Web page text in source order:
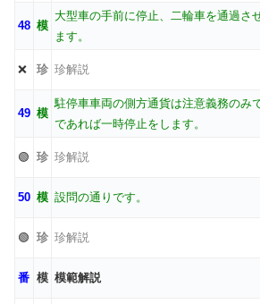
48 模
大型車の手前に停止、二輪車を通過さ
ます。
❌ 珍 珍解説
49 模
駐停車車両の側方通貨は注意義務のみ
であれば一時停止をします。
🟢 珍 珍解説
50 模 設問の通りです。
🟢 珍 珍解説
番 模 模範解説